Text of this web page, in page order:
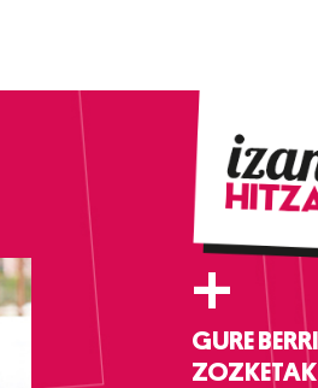
+
GURE BERRI
ZOZKETAK